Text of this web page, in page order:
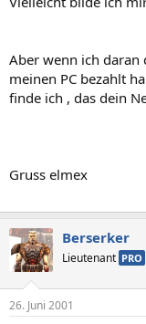
Aber wenn ich daran
meinen PC bezahlt
finde ich , das dein
Gruss elmex
Berserker
Lieutenant PRO
26. Juni 2001